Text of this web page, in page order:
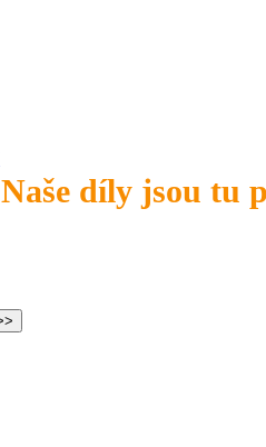
Naše díly jsou tu